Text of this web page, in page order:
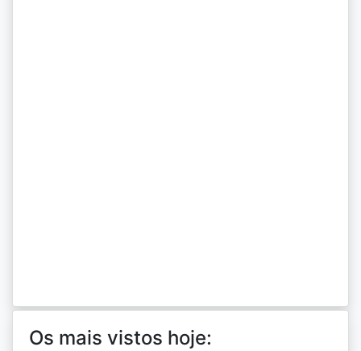
Os mais vistos hoje: